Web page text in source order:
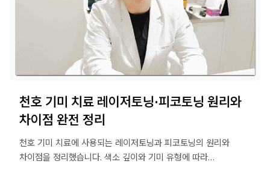
천호 기미 치료 레이저토닝·피코토닝 원리와
차이점 완전 정리
천호 기미 치료에 사용되는 레이저토닝과 피코토닝의 원리와
차이점을 정리했습니다. 색소 깊이와 기미 유형에 따라